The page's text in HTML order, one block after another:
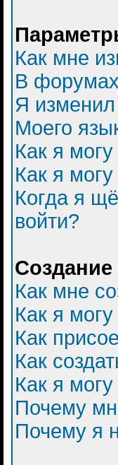
Как мне
В
Я изменил
Моего
Как я
Как я
Когда я
войти?
Как мне
Как я
Как
Как
Как я
Почему
Почему я